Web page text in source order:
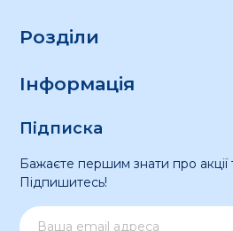
Розділи
Інформація
Підписка
Бажаєте першим знати про акції
Підпишитесь!